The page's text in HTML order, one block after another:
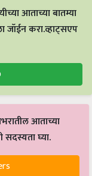
जॉईन करा.व्हाट्सएप
आताच्या
घ्या.